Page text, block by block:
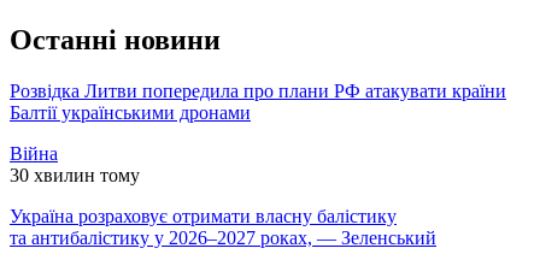
Останні новини
Розвідка Литви попередила про плани РФ атакувати країни
Балтії українськими дронами
Війна
30 хвилин тому
Україна розраховує отримати власну балістику
та антибалістику у 2026–2027 роках, — Зеленський